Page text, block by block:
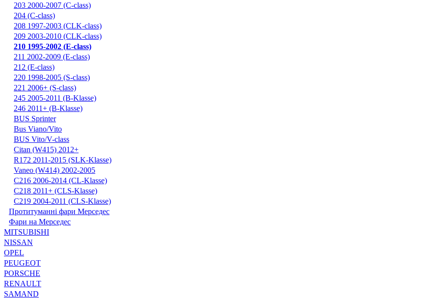
203 2000-2007 (C-class)
204 (C-class)
208 1997-2003 (CLK-class)
209 2003-2010 (CLK-class)
210 1995-2002 (E-class)
211 2002-2009 (E-class)
212 (E-class)
220 1998-2005 (S-class)
221 2006+ (S-class)
245 2005-2011 (B-Klasse)
246 2011+ (B-Klasse)
BUS Sprinter
Bus Viano/Vito
BUS Vito/V-class
Citan (W415) 2012+
R172 2011-2015 (SLK-Klasse)
Vaneo (W414) 2002-2005
С216 2006-2014 (CL-Klasse)
С218 2011+ (CLS-Klasse)
С219 2004-2011 (CLS-Klasse)
Протитуманні фари Мерседес
Фари на Мерседес
MITSUBISHI
NISSAN
OPEL
PEUGEOT
PORSCHE
RENAULT
SAMAND